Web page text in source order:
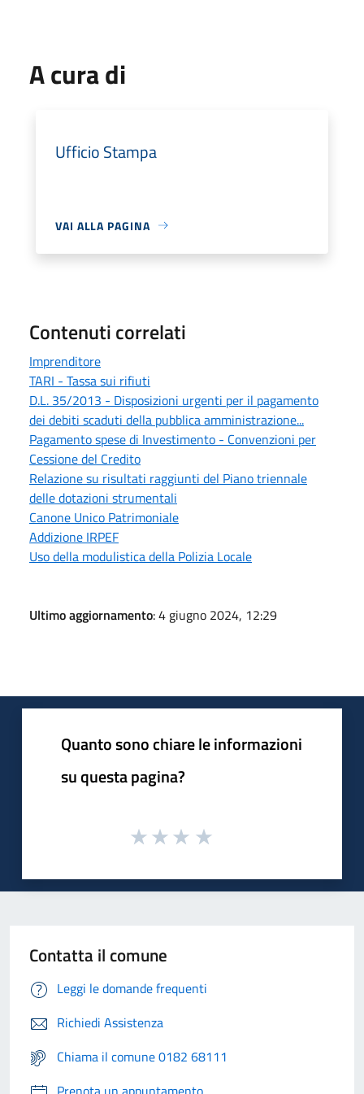
A cura di
Ufficio Stampa
VAI ALLA PAGINA
Contenuti correlati
Imprenditore
TARI - Tassa sui rifiuti
D.L. 35/2013 - Disposizioni urgenti per il pagamento
dei debiti scaduti della pubblica amministrazione...
Pagamento spese di Investimento - Convenzioni per
Cessione del Credito
Relazione su risultati raggiunti del Piano triennale
delle dotazioni strumentali
Canone Unico Patrimoniale
Addizione IRPEF
Uso della modulistica della Polizia Locale
Ultimo aggiornamento: 4 giugno 2024, 12:29
Quanto sono chiare le informazioni
su questa pagina?
Contatta il comune
Leggi le domande frequenti
Richiedi Assistenza
Chiama il comune 0182 68111